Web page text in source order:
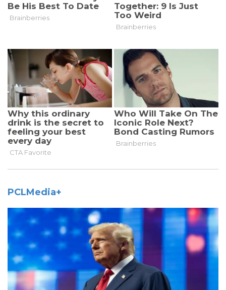
PCLMedia+